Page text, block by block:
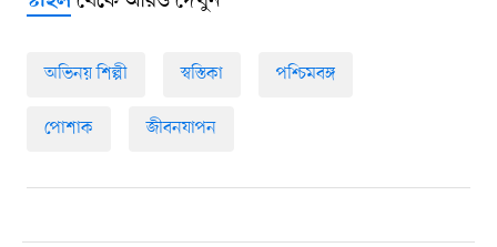
অভিনয় শিল্পী স্বস্তিকা পশ্চিমবঙ্গ
পোশাক জীবনযাপন